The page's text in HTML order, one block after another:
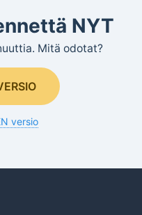
NYT
Mitä odotat?
versio